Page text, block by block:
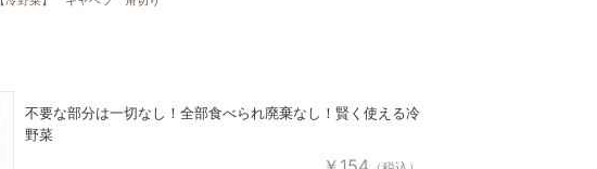
不要な部分は一切なし！全部食べられ廃棄なし！賢く使える冷
野菜